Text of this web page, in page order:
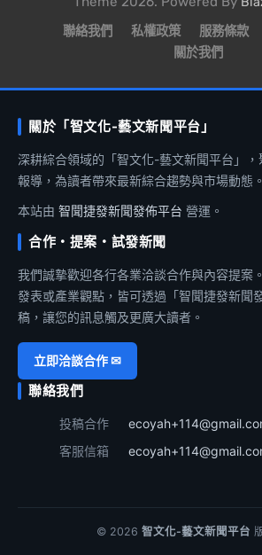
聯絡我們 私權政策 服務條款
關於我們
關於「智文化-藝文新聞平台」
深耕綜合領域的「智文化-藝文新聞平台」
報導，為讀者帶來最新綜合趨勢與市場動態。
本站由 智聞捷發新聞發佈平台 營運。
合作・提案・試發新聞
我們誠摯歡迎各行各業洽談合作與內容提案
發表或產業觀點，皆可透過「智聞捷發新聞
稿，讓您的訊息觸及更廣大讀者。
立即洽談合作 ✉
聯絡我們
投稿合作
客服信箱
© 2026 智文化-藝文新聞平台